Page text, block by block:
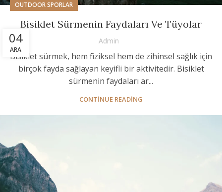
OUTDOOR SPORLAR
Bisiklet Sürmenin Faydaları Ve Tüyolar
Admin
Bisiklet sürmek, hem fiziksel hem de zihinsel sağlık için
birçok fayda sağlayan keyifli bir aktivitedir. Bisiklet
sürmenin faydaları ar...
CONTINUE READING
04
ARA